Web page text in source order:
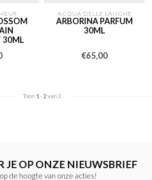
30ML
ACQUA DELLE LANGHE
ARBORINA PARFUM
30ML
€65,00
Toon 1-2 van 2
JE OP ONZE NIEUWSBRIEF
de hoogte van onze acties!